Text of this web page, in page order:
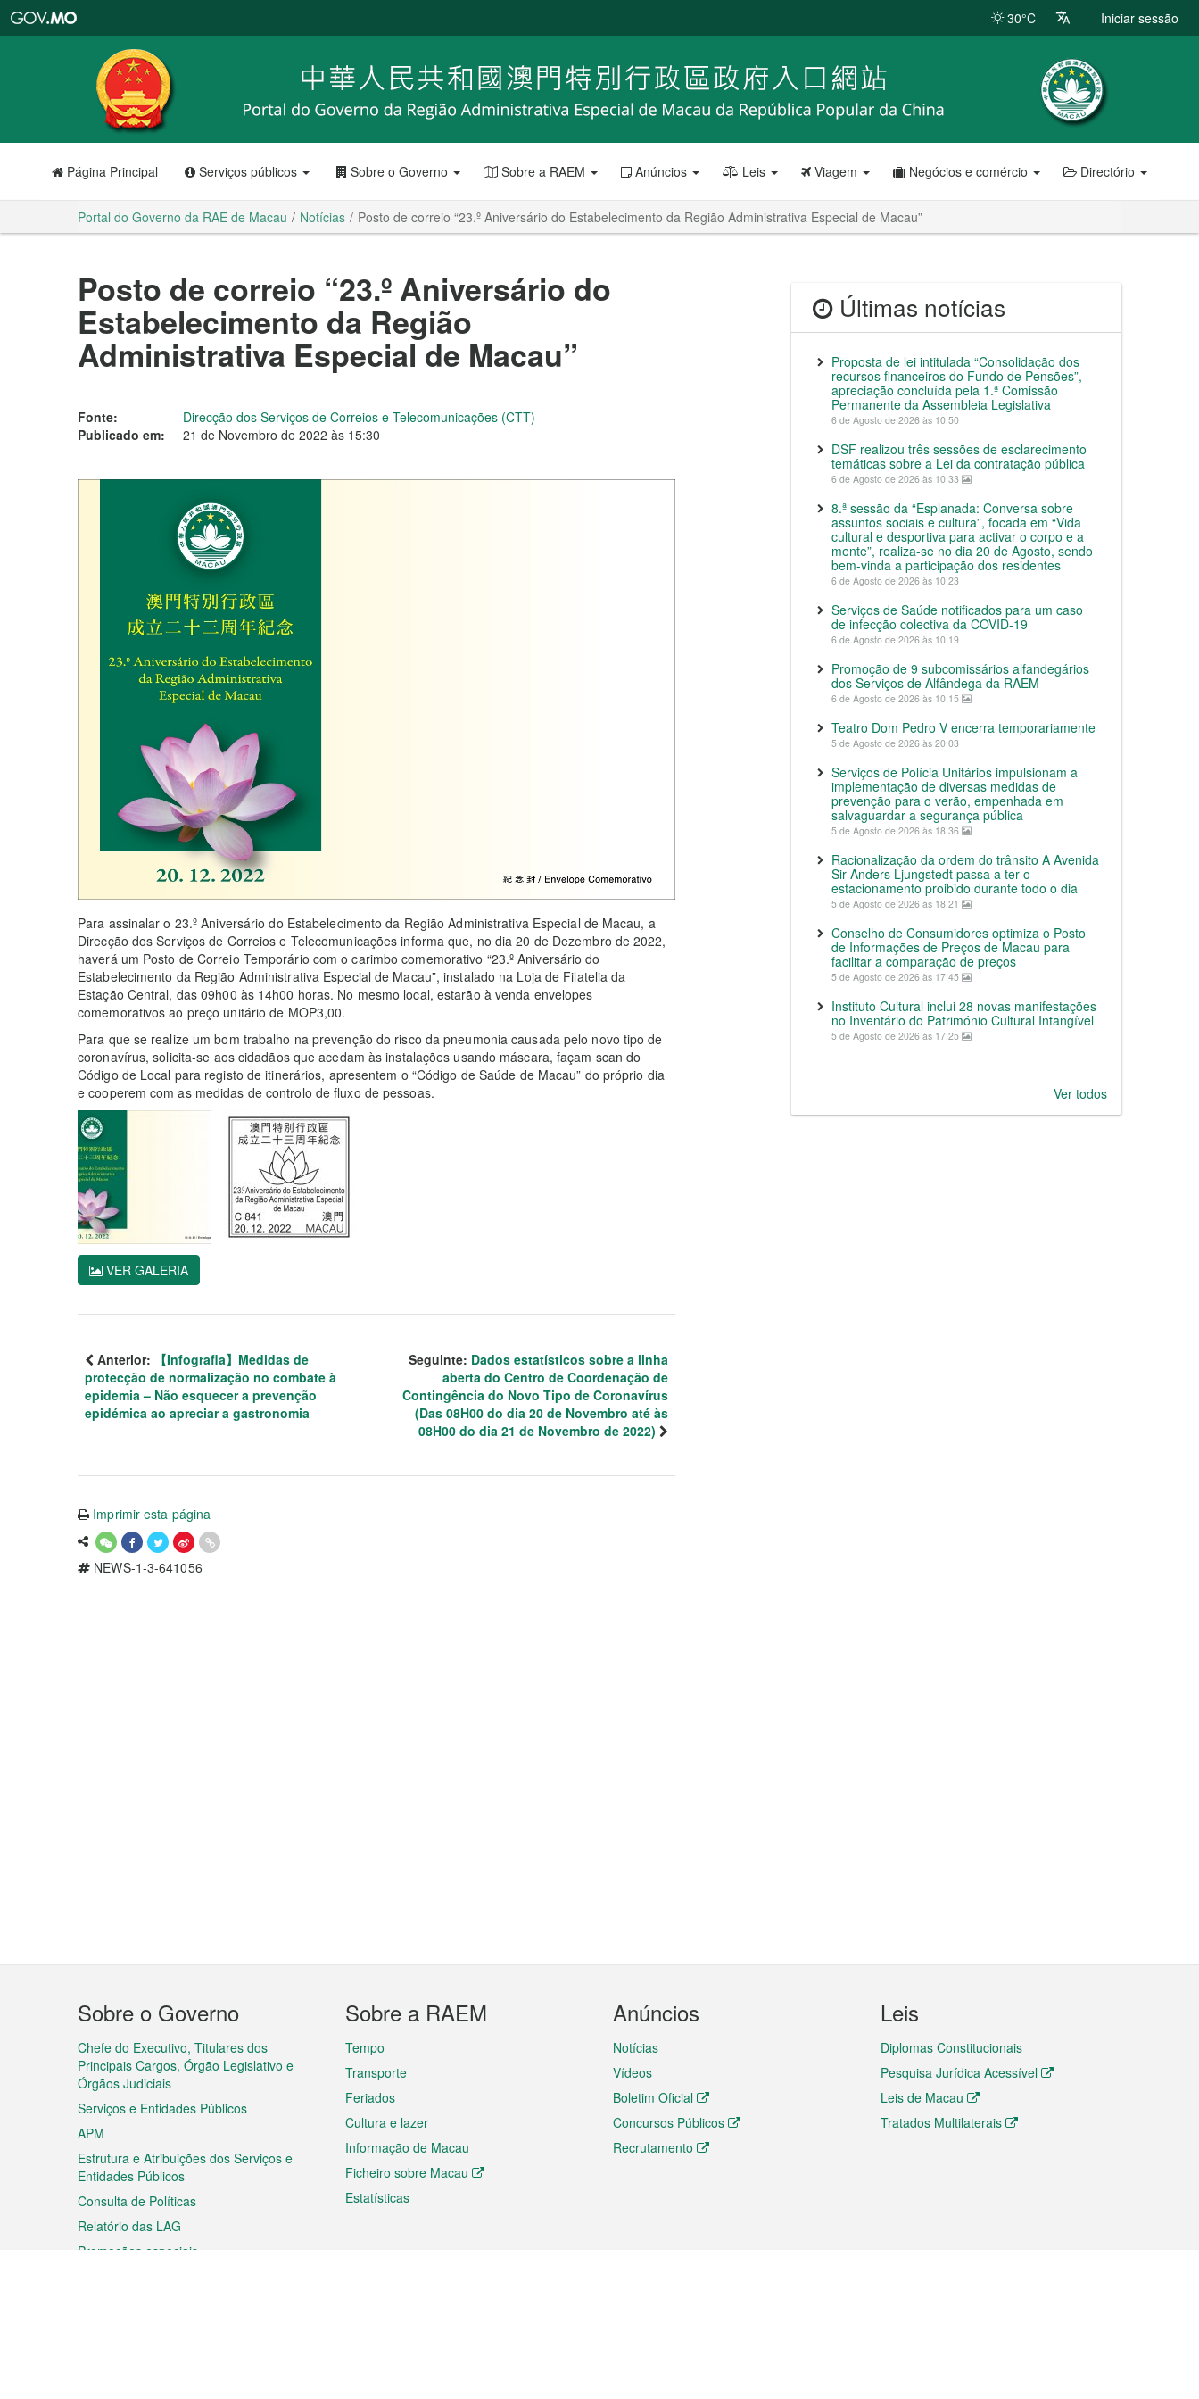
RAE
de
Macau
30°C Iniciar sessão
Página Principal Serviços públicos Sobre o Governo Sobre a RAEM Anúncios Leis Viagem Negócios e comércio Directório
Portal do Governo da RAE de Macau Notícias Posto de correio “23.º Aniversário do Estabelecimento da Região Administrativa Especial de Macau”
Posto de correio “23.º Aniversário do
Estabelecimento da Região
Administrativa Especial de Macau”
Fonte:
Direcção dos Serviços de Correios e Telecomunicações (CTT)
Publicado em:
21 de Novembro de 2022 às 15:30
Para assinalar o 23.º Aniversário do Estabelecimento da Região Administrativa Especial de Macau, a
Direcção dos Serviços de Correios e Telecomunicações informa que, no dia 20 de Dezembro de 2022,
haverá um Posto de Correio Temporário com o carimbo comemorativo “23.º Aniversário do
Estabelecimento da Região Administrativa Especial de Macau”, instalado na Loja de Filatelia da
Estação Central, das 09h00 às 14h00 horas. No mesmo local, estarão à venda envelopes
comemorativos ao preço unitário de MOP3,00.
Para que se realize um bom trabalho na prevenção do risco da pneumonia causada pelo novo tipo de
coronavírus, solicita-se aos cidadãos que acedam às instalações usando máscara, façam scan do
Código de Local para registo de itinerários, apresentem o “Código de Saúde de Macau” do próprio dia
e cooperem com as medidas de controlo de fluxo de pessoas.
VER GALERIA
Anterior:
【Infografia】Medidas de
protecção de normalização no combate à
epidemia – Não esquecer a prevenção
epidémica ao apreciar a gastronomia
Seguinte: Dados estatísticos sobre a linha
aberta do Centro de Coordenação de
Contingência do Novo Tipo de Coronavírus
(Das 08H00 do dia 20 de Novembro até às
08H00 do dia 21 de Novembro de 2022)
Imprimir esta página
NEWS-1-3-641056
Últimas notícias
Proposta de lei intitulada “Consolidação dos
recursos financeiros do Fundo de Pensões”,
apreciação concluída pela 1.ª Comissão
Permanente da Assembleia Legislativa
6 de Agosto de 2026 às 10:50
DSF realizou três sessões de esclarecimento
temáticas sobre a Lei da contratação pública
6 de Agosto de 2026 às 10:33
8.ª sessão da “Esplanada: Conversa sobre
assuntos sociais e cultura”, focada em “Vida
cultural e desportiva para activar o corpo e a
mente”, realiza-se no dia 20 de Agosto, sendo
bem-vinda a participação dos residentes
6 de Agosto de 2026 às 10:23
Serviços de Saúde notificados para um caso
de infecção colectiva da COVID-19
6 de Agosto de 2026 às 10:19
Promoção de 9 subcomissários alfandegários
dos Serviços de Alfândega da RAEM
6 de Agosto de 2026 às 10:15
Teatro Dom Pedro V encerra temporariamente
5 de Agosto de 2026 às 20:03
Serviços de Polícia Unitários impulsionam a
implementação de diversas medidas de
prevenção para o verão, empenhada em
salvaguardar a segurança pública
5 de Agosto de 2026 às 18:36
Racionalização da ordem do trânsito A Avenida
Sir Anders Ljungstedt passa a ter o
estacionamento proibido durante todo o dia
5 de Agosto de 2026 às 18:21
Conselho de Consumidores optimiza o Posto
de Informações de Preços de Macau para
facilitar a comparação de preços
5 de Agosto de 2026 às 17:45
Instituto Cultural inclui 28 novas manifestações
no Inventário do Património Cultural Intangível
5 de Agosto de 2026 às 17:25
Ver todos
Menu
do
rodapé
Sobre o Governo
Chefe do Executivo, Titulares dos
Principais Cargos, Órgão Legislativo e
Órgãos Judiciais
Serviços e Entidades Públicos
APM
Estrutura e Atribuições dos Serviços e
Entidades Públicos
Consulta de Políticas
Relatório das LAG
Promoções especiais
Sobre a RAEM
Tempo
Transporte
Feriados
Cultura e lazer
Informação de Macau
Ficheiro sobre Macau
Estatísticas
Anúncios
Notícias
Vídeos
Boletim Oficial
Concursos Públicos
Recrutamento
Leis
Diplomas Constitucionais
Pesquisa Jurídica Acessível
Leis de Macau
Tratados Multilaterais